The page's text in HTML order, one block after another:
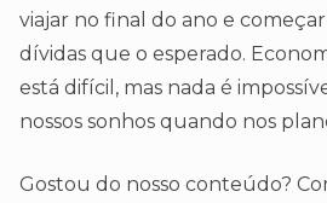
viajar no final do ano e
dívidas que o esperado.
está difícil, mas nada é
nossos sonhos quando nos
Gostou do nosso conteúdo?